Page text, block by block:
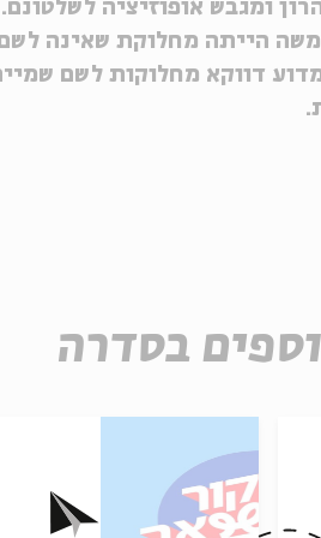
ומגבש אופוזיציה
הייתה מחלוקת שאינה
דווקא מחלוקות לשם
בסדרה